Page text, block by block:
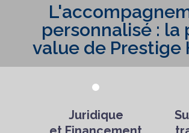
personnalisé : la
value de Prestige
Juridique